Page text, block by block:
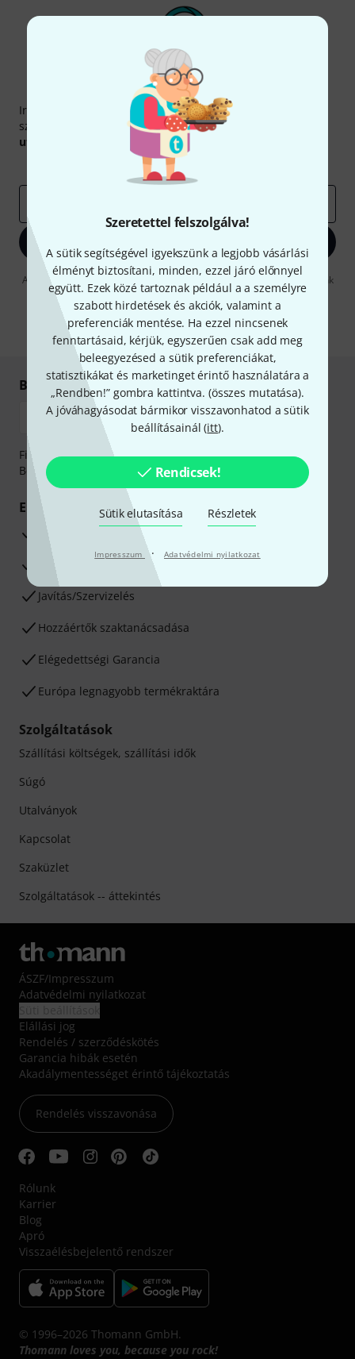
Szeretettel felszolgálva!
A sütik segítségével igyekszünk a legjobb vásárlási
élményt biztosítani, minden, ezzel járó előnnyel
együtt. Ezek közé tartoznak például a a személyre
szabott hirdetések és akciók, valamint a
preferenciák mentése. Ha ezzel nincsenek
fenntartásaid, kérjük, egyszerűen csak add meg
beleegyezésed a sütik preferenciákat,
statisztikákat és marketinget érintő használatára a
„Rendben!” gombra kattintva. (összes mutatása).
A jóváhagyásodat bármikor visszavonhatod a sütik
beállításainál (itt).
Rendicsek!
Sütik elutasítása Részletek
Impresszum · Adatvédelmi nyilatkozat
Thomann hírlevél
Iratkozz fel a Thomann angol nyelvű hírlevelére, és kis
szerencsével megnyerheted a50egyenként
utalvány
Inspiráló gondolatok
A "Bejelentkezés" gombra kattintva elfogadja, hogy e-mailben küldjünk
önnek hirdetéseket. Bármikor leiratkozhat erről. A hírlevélről további
információkat azdata protection guideline-ben talál.
* Kitöltés kötelező
Biztonságos vásárlás és fizetés
Fizessen biztonságosan, titkosítással: Banki átutalás vagy
Betéti- vagy hitelkártya segítségével
Előnyök
3 éves Thomann-garancia
30 napos pénzvisszafizetési garancia
Javítás/Szervizelés
Hozzáértők szaktanácsadása
Elégedettségi Garancia
Európa legnagyobb termékraktára
Szolgáltatások
Szállítási költségek, szállítási idők
Súgó
Utalványok
Kapcsolat
Szaküzlet
Szolgáltatások -- áttekintés
ÁSZF/Impresszum
Adatvédelmi nyilatkozat
Elállási jog
Rendelés / szerződéskötés
Garancia hibák esetén
Akadálymentességet érintő tájékoztatás
Rendelés visszavonása
Rólunk
Karrier
Blog
Apró
Visszaélésbejelentő rendszer
© 1996–2026 Thomann GmbH.
Thomann loves you, because you rock!